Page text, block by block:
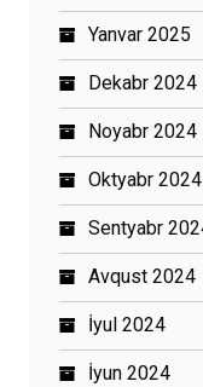
Yanvar 2025
Dekabr 2024
Noyabr 2024
Oktyabr 2024
Sentyabr
Avqust 2024
İyul 2024
İyun 2024